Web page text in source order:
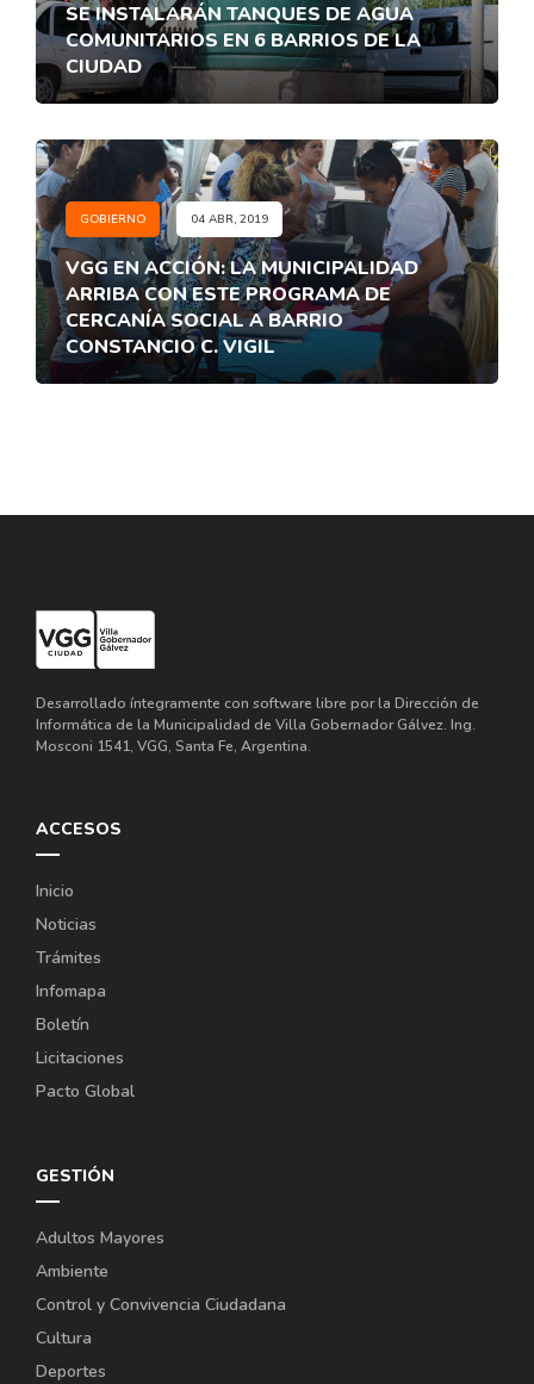
SE INSTALARÁN TANQUES DE AGUA
COMUNITARIOS EN 6 BARRIOS DE LA
CIUDAD
GOBIERNO 04 ABR, 2019
VGG EN ACCIÓN: LA MUNICIPALIDAD
ARRIBA CON ESTE PROGRAMA DE
CERCANÍA SOCIAL A BARRIO
CONSTANCIO C. VIGIL
Desarrollado íntegramente con software libre por la Dirección de
Informática de la Municipalidad de Villa Gobernador Gálvez. Ing.
Mosconi 1541, VGG, Santa Fe, Argentina.
ACCESOS
Inicio
Noticias
Trámites
Infomapa
Boletín
Licitaciones
Pacto Global
GESTIÓN
Adultos Mayores
Ambiente
Control y Convivencia Ciudadana
Cultura
Deportes